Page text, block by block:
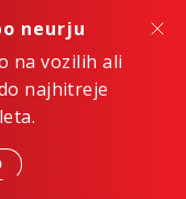
neurju
na vozilih ali
najhitreje